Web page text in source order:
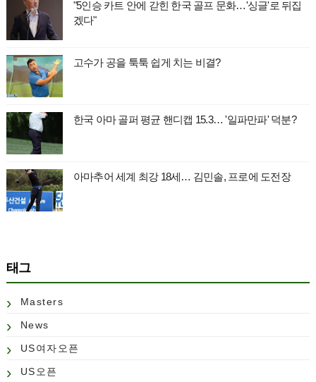
"5인승 카트 안에 갇힌 한국 골프 문화…'싱글'로 뒤집
겠다"
고수가 공을 툭툭 쉽게 치는 비결?
한국 아마 골퍼 평균 핸디캡 15.3… '일파만파' 덕분?
아마추어 세계 최강 18세… 김민솔, 프로에 도전장
태그
Masters
News
US여자오픈
US오픈